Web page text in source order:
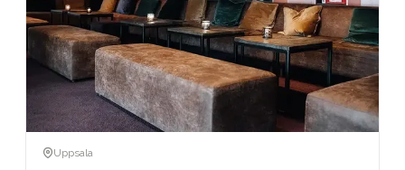
Uppsala